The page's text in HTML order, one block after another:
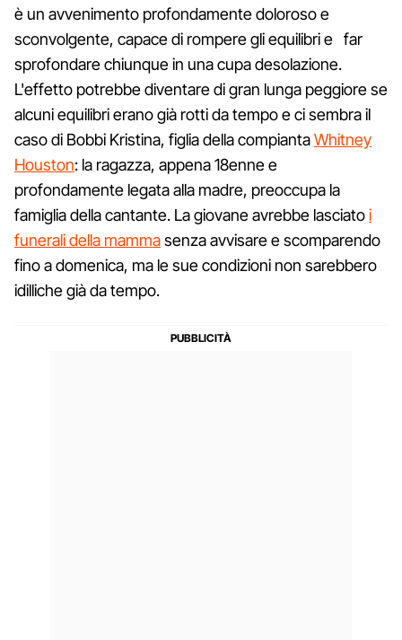
è un avvenimento profondamente doloroso e
sconvolgente, capace di rompere gli equilibri e far
sprofondare chiunque in una cupa desolazione.
L'effetto potrebbe diventare di gran lunga peggiore se
alcuni equilibri erano già rotti da tempo e ci sembra il
caso di Bobbi Kristina, figlia della compiantaWhitney
Houston: la ragazza, appena 18enne e
profondamente legata alla madre, preoccupa la
famiglia della cantante. La giovane avrebbe lasciatoi
funerali della mammasenza avvisare e scomparendo
fino a domenica, ma le sue condizioni non sarebbero
idilliche già da tempo.